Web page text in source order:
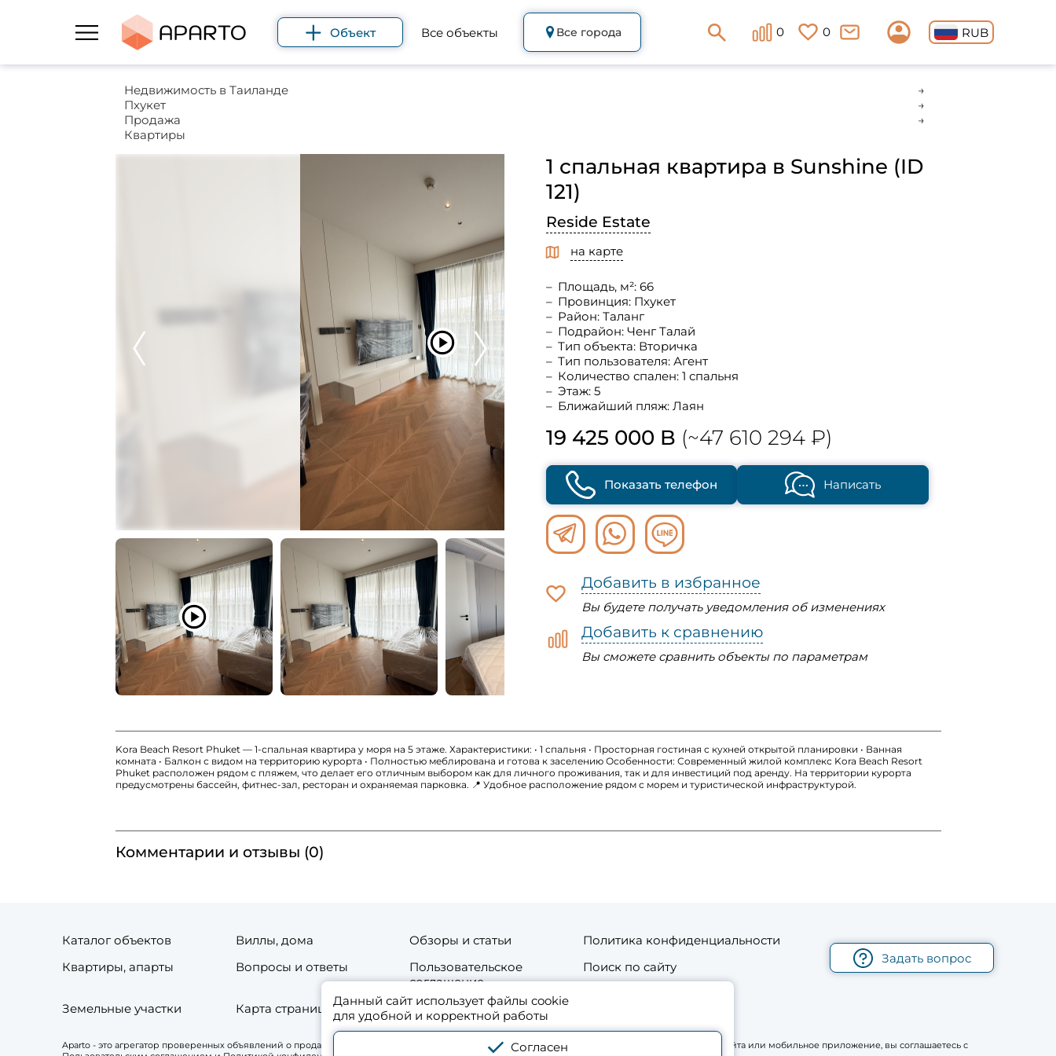
Объект Все объекты Все города 0 0 RUB
Недвижимость в Таиланде
Пхукет
Продажа
Квартиры
1 спальная квартира в Sunshine (ID
121)
Reside Estate
на карте
Площадь, м²: 66
Провинция: Пхукет
Район: Таланг
Подрайон: Ченг Талай
Тип объекта: Вторичка
Тип пользователя: Агент
Количество спален: 1 спальня
Этаж: 5
Ближайший пляж: Лаян
19 425 000 B (~47 610 294 ₽)
Показать телефон Написать
Добавить в избранное
Вы будете получать уведомления об изменениях
Добавить к сравнению
Вы сможете сравнить объекты по параметрам
Kora Beach Resort Phuket — 1-спальная квартира у моря на 5 этаже. Характеристики: • 1 спальня • Просторная гостиная с кухней открытой планировки • Ванная
комната • Балкон с видом на территорию курорта • Полностью меблирована и готова к заселению Особенности: Современный жилой комплекс Kora Beach Resort
Phuket расположен рядом с пляжем, что делает его отличным выбором как для личного проживания, так и для инвестиций под аренду. На территории курорта
предусмотрены бассейн, фитнес-зал, ресторан и охраняемая парковка. 📍 Удобное расположение рядом с морем и туристической инфраструктурой.
Комментарии и отзывы (0)
Данный сайт использует файлы cookie
для удобной и корректной работы
Согласен
Каталог объектов Виллы, дома Обзоры и статьи
Политика конфиденциальности
Квартиры, апарты
Вопросы и ответы
Пользовательское
соглашение
Поиск по сайту
Земельные участки Карта страниц сайта Контакты
Задать вопрос
Aparto - это агрегатор проверенных объявлений о продаже и аренде жилой и коммерческой недвижимости в Таиланде. Используя платформу сайта или мобильное приложение, вы соглашаетесь с